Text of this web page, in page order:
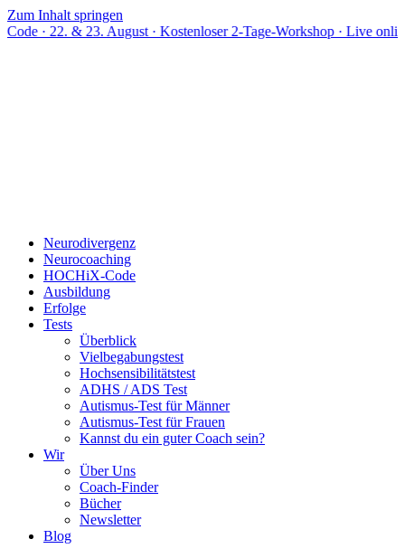
Zum Inhalt springen
& 23. August · Kostenloser 2-Tage-Workshop · Live online
Neurodivergenz
Neurocoaching
HOCHiX-Code
Ausbildung
Erfolge
Tests
Überblick
Vielbegabungstest
Hochsensibilitätstest
ADHS / ADS Test
Autismus-Test für Männer
Autismus-Test für Frauen
Kannst du ein guter Coach sein?
Wir
Über Uns
Coach-Finder
Bücher
Newsletter
Blog